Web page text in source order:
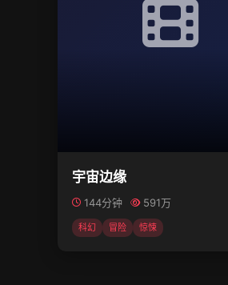
宇宙边缘
144分钟 591万
科幻 冒险 惊悚